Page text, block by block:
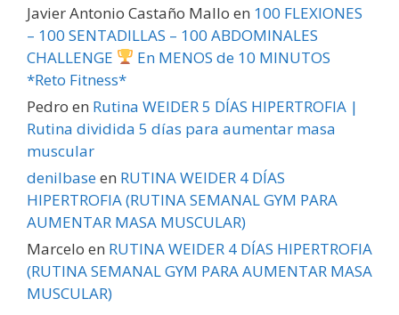
Javier Antonio Castaño Mallo en 100 FLEXIONES
– 100 SENTADILLAS – 100 ABDOMINALES
CHALLENGE
En MENOS de 10 MINUTOS
*Reto Fitness*
Pedro en Rutina WEIDER 5 DÍAS HIPERTROFIA |
Rutina dividida 5 días para aumentar masa
muscular
denilbaseen RUTINA WEIDER 4 DÍAS
HIPERTROFIA (RUTINA SEMANAL GYM PARA
AUMENTAR MASA MUSCULAR)
Marcelo en RUTINA WEIDER 4 DÍAS HIPERTROFIA
(RUTINA SEMANAL GYM PARA AUMENTAR MASA
MUSCULAR)